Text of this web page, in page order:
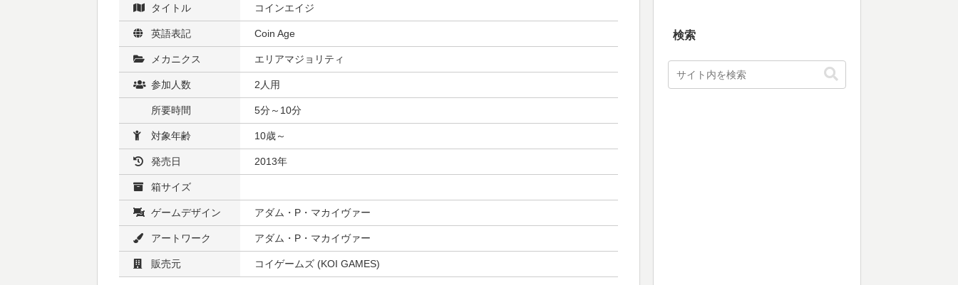
タイトル コインエイジ
英語表記 Coin Age
メカニクス エリアマジョリティ
参加人数 2人用
所要時間 5分～10分
対象年齢 10歳～
発売日 2013年
箱サイズ
ゲームデザイン アダム・P・マカイヴァー
アートワーク アダム・P・マカイヴァー
販売元 コイゲームズ (KOI GAMES)
検索